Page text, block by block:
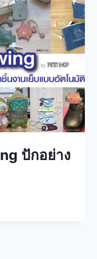
ปักอย่าง